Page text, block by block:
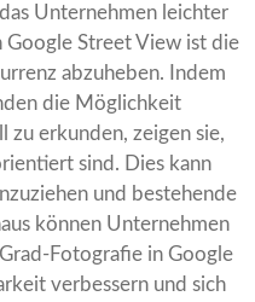
Unternehmen leichter
Street View ist die
abzuheben. Indem
die Möglichkeit
zu erkunden, zeigen sie,
sind. Dies kann
und bestehende
können Unternehmen
Fotografie in Google
verbessern und sich